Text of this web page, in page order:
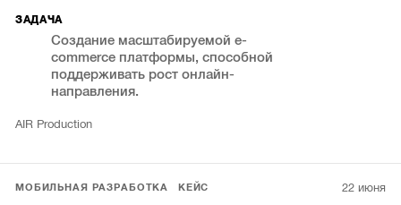
ЗАДАЧА
Создание масштабируемой e-
commerce платформы, способной
поддерживать рост онлайн-
направления.
AIR Production
МОБИЛЬНАЯ РАЗРАБОТКА КЕЙС 22 июня